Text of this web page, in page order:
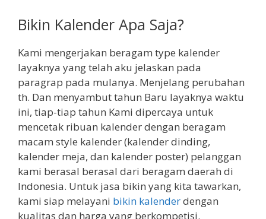
Bikin Kalender Apa Saja?
Kami mengerjakan beragam type kalender
layaknya yang telah aku jelaskan pada
paragrap pada mulanya. Menjelang perubahan
th. Dan menyambut tahun Baru layaknya waktu
ini, tiap-tiap tahun Kami dipercaya untuk
mencetak ribuan kalender dengan beragam
macam style kalender (kalender dinding,
kalender meja, dan kalender poster) pelanggan
kami berasal berasal dari beragam daerah di
Indonesia. Untuk jasa bikin yang kita tawarkan,
kami siap melayani bikin kalenderdengan
kualitas dan harga yang berkompetisi.